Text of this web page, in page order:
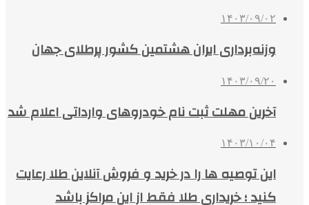
۱۴۰۳/۰۹/۰۲
وزنه‌برداری ایران هشتمین کشور پرطلای جهان
۱۴۰۳/۰۹/۲۰
آخرین مهلت ثبت نام خودروهای وارداتی اعلام شد
۱۴۰۳/۱۰/۰۴
این توصیه ها را در خرید و فروش آنلاین طلا رعایت
کنید ؛ خریداری طلا فقط از این مراکز باشد